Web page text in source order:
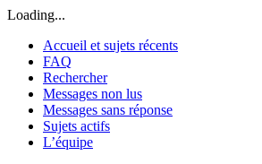
Loading...
Accueil et sujets récents
FAQ
Rechercher
Messages non lus
Messages sans réponse
Sujets actifs
L’équipe